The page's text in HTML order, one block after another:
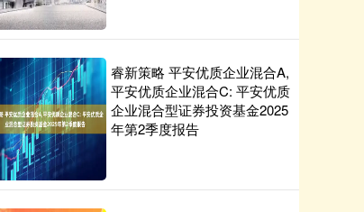
睿新策略 平安优质企业混合A,
平安优质企业混合C: 平安优质
企业混合型证券投资基金2025
年第2季度报告